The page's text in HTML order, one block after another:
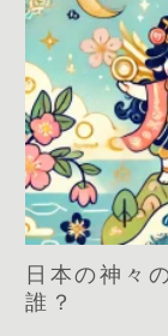
日本の神々
誰？